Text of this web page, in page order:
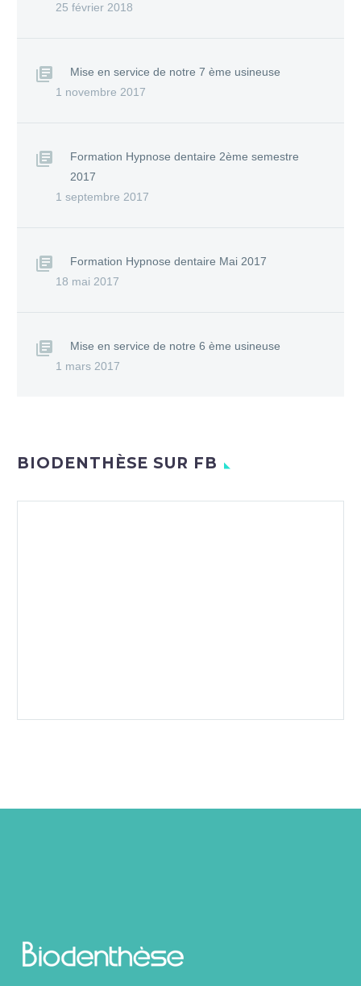
25 février 2018
Mise en service de notre 7 ème usineuse
1 novembre 2017
Formation Hypnose dentaire 2ème semestre
2017
1 septembre 2017
Formation Hypnose dentaire Mai 2017
18 mai 2017
Mise en service de notre 6 ème usineuse
1 mars 2017
BIODENTHÈSE SUR FB